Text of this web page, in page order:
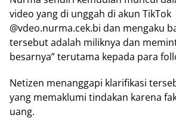
video yang di unggah di akun TikTok
@vdeo.nurma.cek.bi dan mengaku
tersebut adalah miliknya dan
besarnya” terutama kepada para
Netizen menanggapi klarifikasi
yang memaklumi tindakan karena
uang.